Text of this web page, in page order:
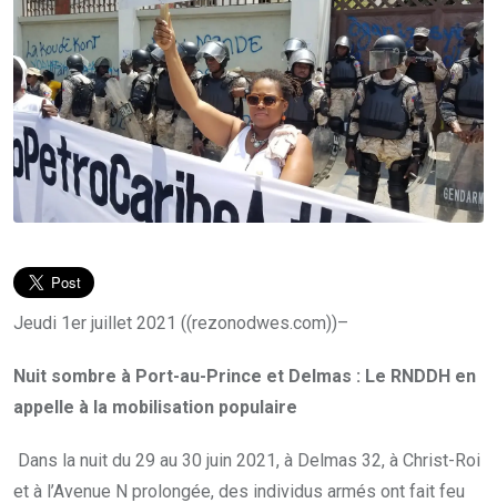
Jeudi 1er juillet 2021 ((rezonodwes.com))–
Nuit sombre à Port-au-Prince et Delmas : Le RNDDH en
appelle à la mobilisation populaire
Dans la nuit du 29 au 30 juin 2021, à Delmas 32, à Christ-Roi
et à l’Avenue N prolongée, des individus armés ont fait feu